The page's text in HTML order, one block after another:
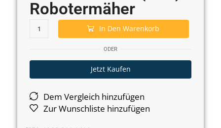
Robotermäher
In Den Warenkorb
ODER
Jetzt Kaufen
Dem Vergleich hinzufügen
Zur Wunschliste hinzufügen